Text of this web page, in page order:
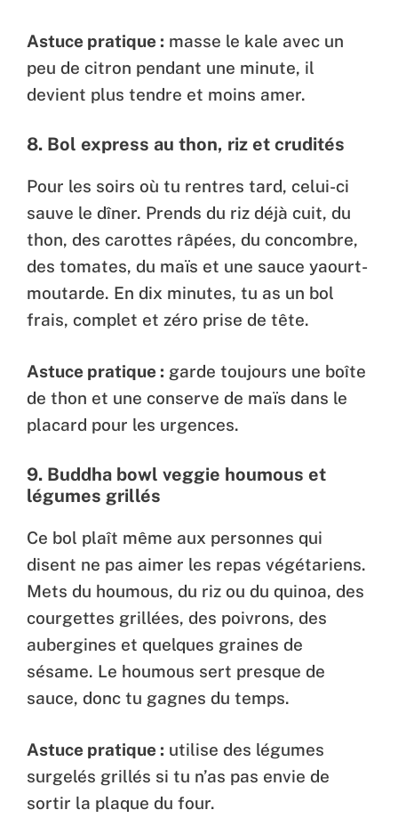
Astuce pratique : masse le kale avec un
peu de citron pendant une minute, il
devient plus tendre et moins amer.
8. Bol express au thon, riz et crudités
Pour les soirs où tu rentres tard, celui-ci
sauve le dîner. Prends du riz déjà cuit, du
thon, des carottes râpées, du concombre,
des tomates, du maïs et une sauce yaourt-
moutarde. En dix minutes, tu as un bol
frais, complet et zéro prise de tête.
Astuce pratique : garde toujours une boîte
de thon et une conserve de maïs dans le
placard pour les urgences.
9. Buddha bowl veggie houmous et
légumes grillés
Ce bol plaît même aux personnes qui
disent ne pas aimer les repas végétariens.
Mets du houmous, du riz ou du quinoa, des
courgettes grillées, des poivrons, des
aubergines et quelques graines de
sésame. Le houmous sert presque de
sauce, donc tu gagnes du temps.
Astuce pratique : utilise des légumes
surgelés grillés si tu n’as pas envie de
sortir la plaque du four.